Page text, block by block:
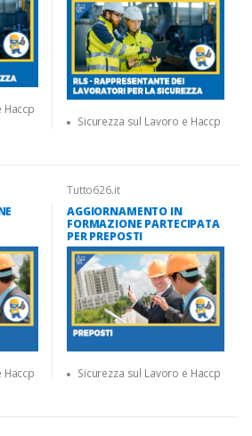
Haccp
Sicurezza sul Lavoro e Haccp
Haccp
Tutto626.it
AGGIORNAMENTO IN
FORMAZIONE PARTECIPATA
PER PREPOSTI
Sicurezza sul Lavoro e Haccp